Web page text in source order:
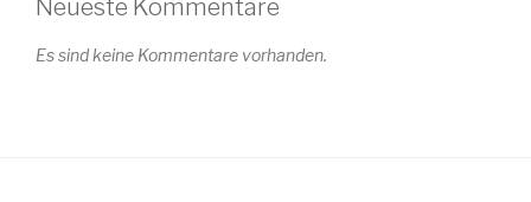
Neueste Kommentare
Es sind keine Kommentare vorhanden.